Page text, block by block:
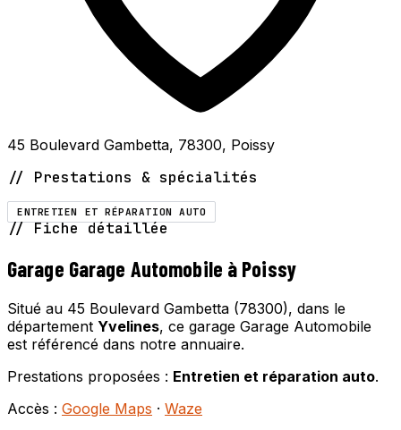
45 Boulevard Gambetta, 78300, Poissy
// Prestations & spécialités
ENTRETIEN ET RÉPARATION AUTO
// Fiche détaillée
Garage Garage Automobile à Poissy
Situé au 45 Boulevard Gambetta (78300), dans le
département Yvelines, ce garage Garage Automobile
est référencé dans notre annuaire.
Prestations proposées : Entretien et réparation auto.
Accès : Google Maps · Waze